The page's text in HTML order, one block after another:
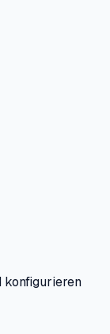
konfigurieren